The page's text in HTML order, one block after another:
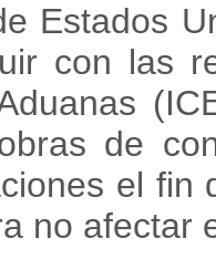
Estados
con las
de
el fin
no afectar